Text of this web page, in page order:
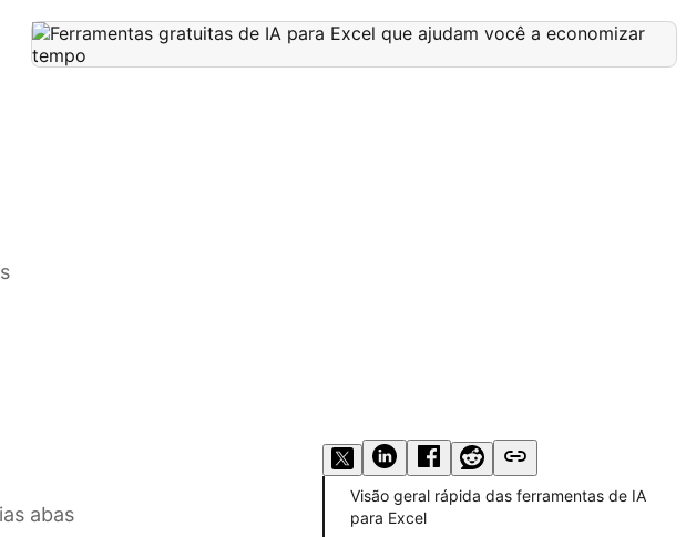
abas
Visão geral rápida das ferramentas de IA
para Excel